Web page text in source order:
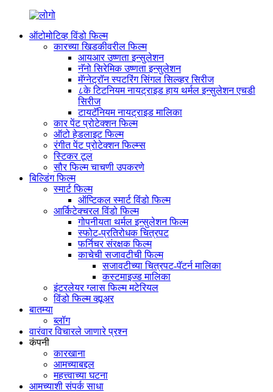
ऑटोमोटिव्ह विंडो फिल्म
कारच्या खिडकीवरील फिल्म
आयआर उष्णता इन्सुलेशन
नॅनो सिरेमिक उष्णता इन्सुलेशन
मॅग्नेट्रॉन स्पटरिंग सिंगल सिल्व्हर सिरीज
८के टिटनियम नायट्राइड हाय थर्मल इन्सुलेशन एचडी
सिरीज
टायटॅनियम नायट्राइड मालिका
कार पेंट प्रोटेक्शन फिल्म
ऑटो हेडलाइट फिल्म
रंगीत पेंट प्रोटेक्शन फिल्म्स
स्टिकर टूल
सौर फिल्म चाचणी उपकरणे
बिल्डिंग फिल्म
स्मार्ट फिल्म
ऑप्टिकल स्मार्ट विंडो फिल्म
आर्किटेक्चरल विंडो फिल्म
गोपनीयता थर्मल इन्सुलेशन फिल्म
स्फोट-प्रतिरोधक चित्रपट
फर्निचर संरक्षक फिल्म
काचेची सजावटीची फिल्म
सजावटीच्या चित्रपट-पॅटर्न मालिका
कस्टमाइज्ड मालिका
इंटरलेयर ग्लास फिल्म मटेरियल
विंडो फिल्म व्ह्यूअर
बातम्या
ब्लॉग
वारंवार विचारले जाणारे प्रश्न
कंपनी
कारखाना
आमच्याबद्दल
महत्त्वाच्या घटना
आमच्याशी संपर्क साधा